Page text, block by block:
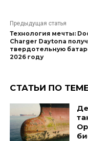
Предыдущая статья
Технология мечты:
Charger Daytona
твердотельную
2026 году
СТАТЬИ ПО ТЕМЕ